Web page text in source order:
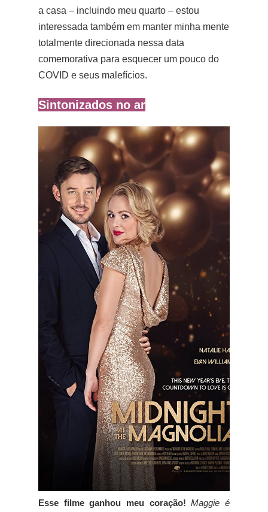
a casa – incluindo meu quarto – estou
interessada também em manter minha mente
totalmente direcionada nessa data
comemorativa para esquecer um pouco do
COVID e seus malefícios.
Sintonizados no ar
Esse filme ganhou meu coração!Maggie é